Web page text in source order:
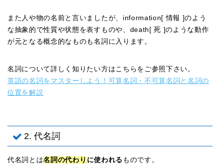
また人や物の名前と言いましたが、information[ 情報 ]のよう
な抽象的で性質や状態を表すものや、death[ 死 ]のような動作
が元となる概念的なものも名詞に入ります。
名詞について詳しく知りたい方はこちらをご参照下さい。
英語の名詞をマスターしよう！可算名詞・不可算名詞と名詞の
位置を解説
2. 代名詞
代名詞とは名詞の代わり に使われる ものです。